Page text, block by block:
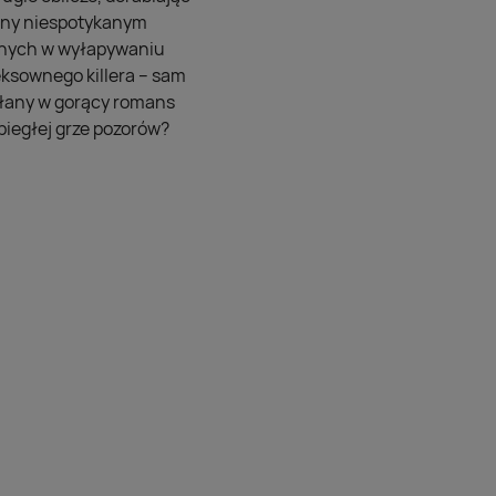
niespotykanym
w wyłapywaniu
killera – sam
w gorący romans
grze pozorów?